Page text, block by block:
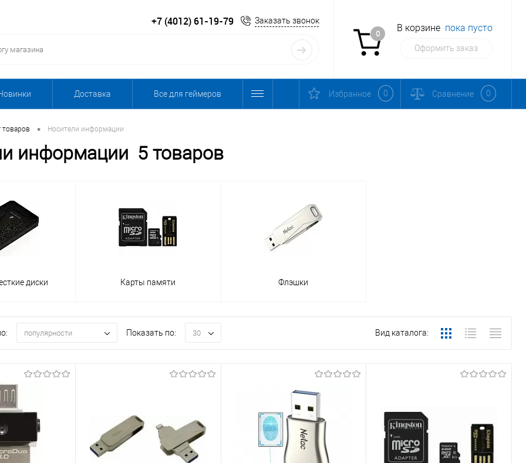
+7 (4012) 61-19-79 Заказать звонок
0
В корзине пока пусто
Оформить заказ
Доставка Все для геймеров Избранное 0 Сравнение 0
товаров • Носители информации
информации 5 товаров
диски Карты памяти Флэшки
популярности Показать по: 30 Вид каталога: